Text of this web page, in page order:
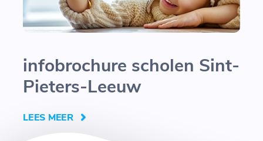
infobrochure scholen Sint-
Pieters-Leeuw
LEES MEER